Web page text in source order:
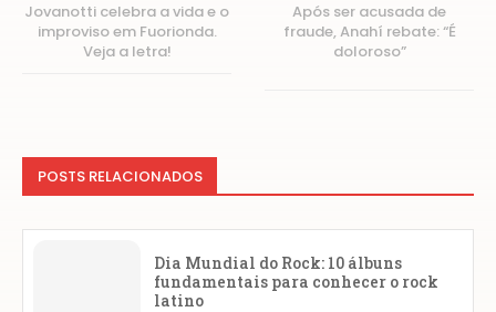
Jovanotti celebra a vida e o
improviso em Fuorionda.
Veja a letra!
Após ser acusada de
fraude, Anahí rebate: “É
doloroso”
POSTS RELACIONADOS
Dia Mundial do Rock: 10 álbuns
fundamentais para conhecer o rock
latino